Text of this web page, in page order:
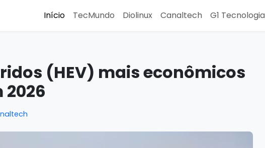
Início TecMundo Diolinux Canaltech G1 Tecnologia
(HEV) mais econômicos
2026